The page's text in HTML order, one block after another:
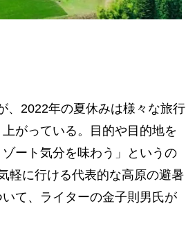
2022年の夏休みは様々な旅行
がっている。目的や目的地を
ート気分を味わう」というの
軽に行ける代表的な高原の避暑
て、ライターの金子則男氏が